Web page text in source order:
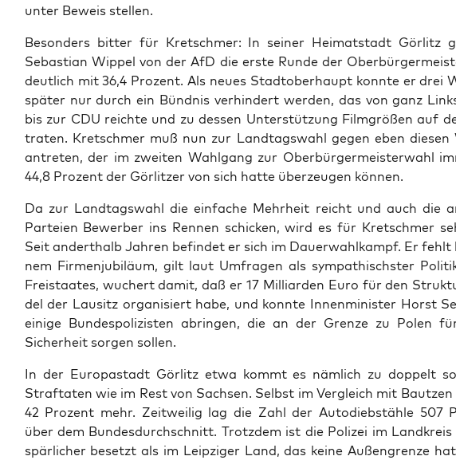
unter Beweis stellen.
Beson­ders bit­ter für Kret­schmer: In sei­ner Hei­mat­stadt Gör­litz
Sebas­ti­an Wip­pel von der AfD die ers­te Run­de der
deut­lich mit 36,4 Pro­zent. Als neu­es Stadt­ober­haupt konn­te er drei
spä­ter nur durch ein Bünd­nis ver­hin­dert wer­den, das von ganz
bis zur CDU reich­te und zu des­sen Unter­stüt­zung Film­grö­ßen auf
tra­ten. Kret­schmer muß nun zur Land­tags­wahl gegen eben die­sen
antre­ten, der im zwei­ten Wahl­gang zur Ober­bür­ger­meis­ter­wahl
44,8 Pro­zent der Gör­lit­zer von sich hat­te über­zeu­gen können.
Da zur Land­tags­wahl die ein­fa­che Mehr­heit reicht und auch die
Par­tei­en Bewer­ber ins Ren­nen schi­cken, wird es für Kret­schmer
Seit andert­halb Jah­ren befin­det er sich im Dau­er­wahl­kampf. Er fehlt
nem Fir­men­ju­bi­lä­um, gilt laut Umfra­gen als sym­pa­thischs­ter
Frei­staa­tes, wuchert damit, daß er 17 Mil­li­ar­den Euro für den
del der Lau­sitz orga­ni­siert habe, und konn­te Innen­mi­nis­ter Horst
eini­ge Bun­des­po­li­zis­ten abrin­gen, die an der Gren­ze zu Polen
Sicher­heit sor­gen sollen.
In der Euro­pa­stadt Gör­litz etwa kommt es näm­lich zu dop­pelt
Straf­ta­ten wie im Rest von Sach­sen. Selbst im Ver­gleich mit Baut­zen
42 Pro­zent mehr. Zeit­wei­lig lag die Zahl der Auto­dieb­stäh­le 507
über dem Bun­des­durch­schnitt. Trotz­dem ist die Poli­zei im
spär­li­cher besetzt als im Leip­zi­ger Land, das kei­ne Außen­gren­ze